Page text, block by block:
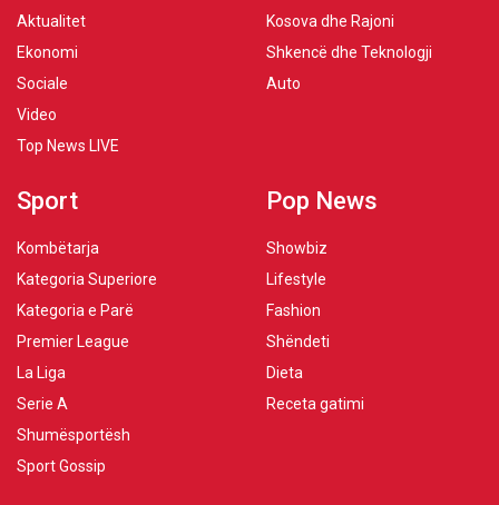
Aktualitet
Ekonomi
Sociale
Video
Top News LIVE
Kosova dhe Rajoni
Shkencë dhe Teknologji
Auto
Sport
Kombëtarja
Kategoria Superiore
Kategoria e Parë
Premier League
La Liga
Serie A
Shumësportësh
Sport Gossip
Pop News
Showbiz
Lifestyle
Fashion
Shëndeti
Dieta
Receta gatimi